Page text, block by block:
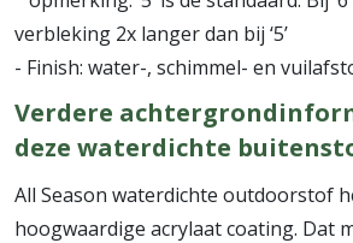
verbleking 2x langer dan bij ‘5’
- Finish: water-, schimmel- en
Verdere
deze waterdichte
All Season waterdichte outdoorstof
hoogwaardige acrylaat coating. Dat